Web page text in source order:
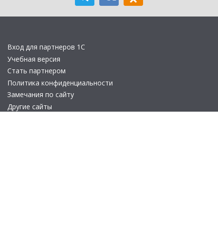
Вход для партнеров 1С
Учебная версия
Стать партнером
Политика конфиденциальности
Замечания по сайту
Другие сайты